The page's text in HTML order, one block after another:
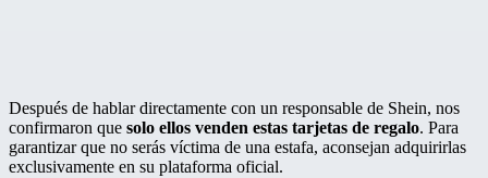
Después de hablar directamente con un responsable de Shein, nos
confirmaron que solo ellos venden estas tarjetas de regalo. Para
garantizar que no serás víctima de una estafa, aconsejan adquirirlas
exclusivamente en su plataforma oficial.